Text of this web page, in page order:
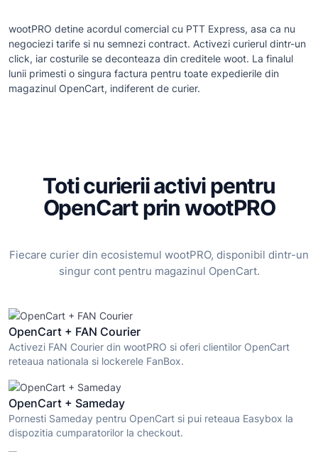
wootPRO detine acordul comercial cu PTT Express, asa ca nu
negociezi tarife si nu semnezi contract. Activezi curierul dintr-un
click, iar costurile se deconteaza din creditele woot. La finalul
lunii primesti o singura factura pentru toate expedierile din
magazinul OpenCart, indiferent de curier.
Toti curierii activi pentru
OpenCart prin wootPRO
Fiecare curier din ecosistemul wootPRO, disponibil dintr-un
singur cont pentru magazinul OpenCart.
OpenCart + FAN Courier
Activezi FAN Courier din wootPRO si oferi clientilor OpenCart
reteaua nationala si lockerele FanBox.
OpenCart + Sameday
Pornesti Sameday pentru OpenCart si pui reteaua Easybox la
dispozitia cumparatorilor la checkout.